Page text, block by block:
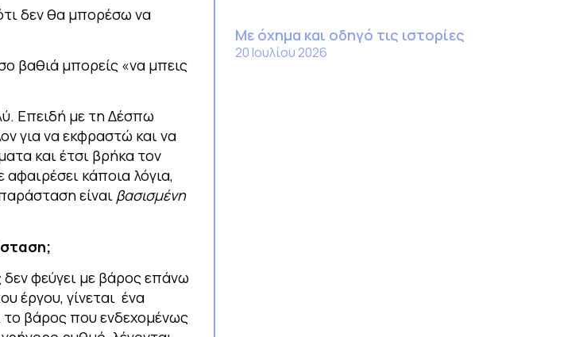
δεν θα μπορέσω να
βαθιά μπορείς «να μπεις
Επειδή με τη Δέσπω
για να εκφραστώ και να
και έτσι βρήκα τον
κάποια λόγια,
είναι βασισμένη
δεν φεύγει με βάρος επάνω
έργου, γίνεται ένα
το βάρος που ενδεχομένως
Με όχημα και οδηγό τις ιστορίες
20 Ιουλίου 2026